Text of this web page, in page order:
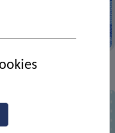
documentaires